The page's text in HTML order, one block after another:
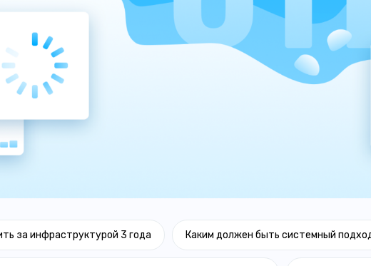
за инфраструктурой 3 года Каким должен быть системный